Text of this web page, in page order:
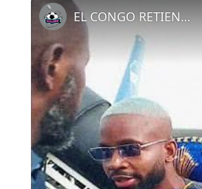
EL CONGO RETIENE A SUS JUGADORES HASTA EL LUNES